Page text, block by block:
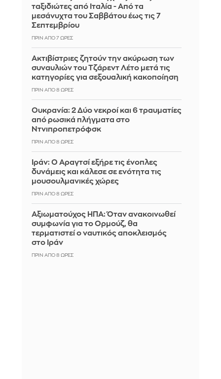
ταξιδιώτες από Ιταλία - Από τα
μεσάνυχτα του Σαββάτου έως τις 7
Σεπτεμβρίου
ΠΡΙΝ ΑΠΌ 7 ΏΡΕΣ
Ακτιβίστριες ζητούν την ακύρωση των
συναυλιών του Τζάρεντ Λέτο μετά τις
κατηγορίες για σεξουαλική κακοποίηση
ΠΡΙΝ ΑΠΌ 8 ΏΡΕΣ
Ουκρανία: 2 Δύο νεκροί και 6 τραυματίες
από ρωσικά πλήγματα στο
Ντνιπροπετρόφσκ
ΠΡΙΝ ΑΠΌ 8 ΏΡΕΣ
Ιράν: Ο Αραγτσί εξήρε τις ένοπλες
δυνάμεις και κάλεσε σε ενότητα τις
μουσουλμανικές χώρες
ΠΡΙΝ ΑΠΌ 8 ΏΡΕΣ
Αξιωματούχος ΗΠΑ: Όταν ανακοινωθεί
συμφωνία για το Ορμούζ, θα
τερματιστεί ο ναυτικός αποκλεισμός
στο Ιράν
ΠΡΙΝ ΑΠΌ 8 ΏΡΕΣ